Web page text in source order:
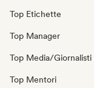
Top Etichette
Top Manager
Top Media/Giornalisti
Top Mentori